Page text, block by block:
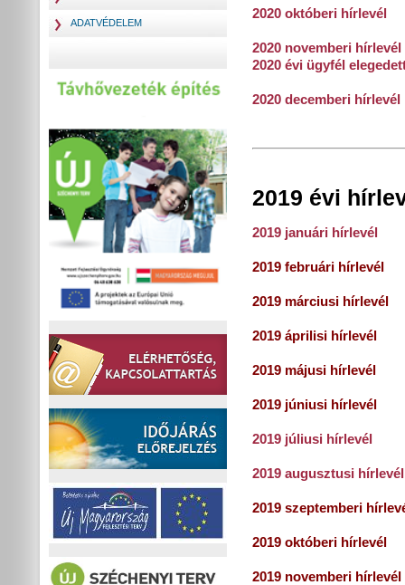
ADATVÉDELEM
2020 októberi hírlevél
2020 novemberi hírlevél
2020 évi ügyfél
2020 decemberi hírlevél
2019 évi
2019 januári hírlevél
2019 februári hírlevél
2019 márciusi hírlevél
2019 áprilisi hírlevél
2019 májusi hírlevél
2019 júniusi hírlevél
2019 júliusi hírlevél
2019 augusztusi hírlevél
2019 szeptemberi
2019 októberi hírlevél
2019 novemberi hírlevél